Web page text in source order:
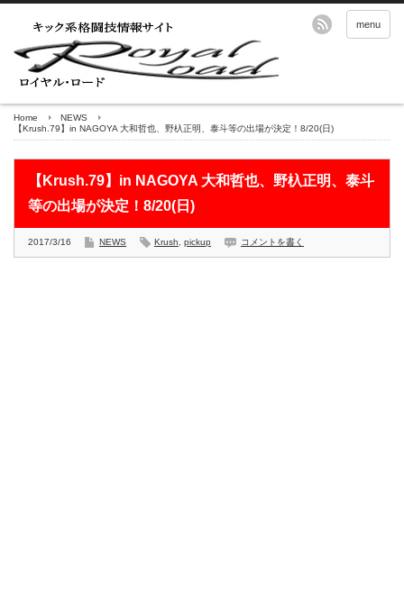
menu
Home
NEWS
【Krush.79】in NAGOYA 大和哲也、野杁正明、泰斗等の出場が決定！8/20(日)
【Krush.79】in NAGOYA 大和哲也、野杁正明、泰斗
等の出場が決定！8/20(日)
2017/3/16 NEWS Krush pickup コメントを書く